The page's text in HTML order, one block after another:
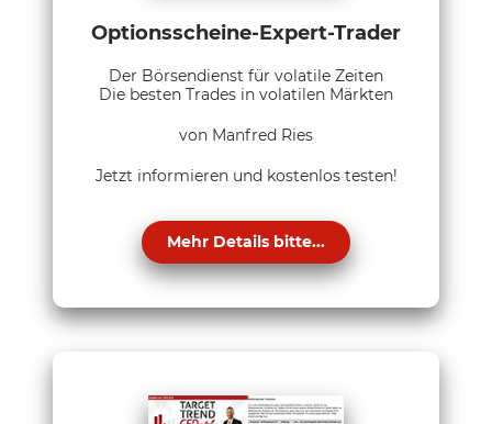
Optionsscheine-Expert-Trader
Der Börsendienst für volatile Zeiten
Die besten Trades in volatilen Märkten
von Manfred Ries
Jetzt informieren und kostenlos testen!
Mehr Details bitte...